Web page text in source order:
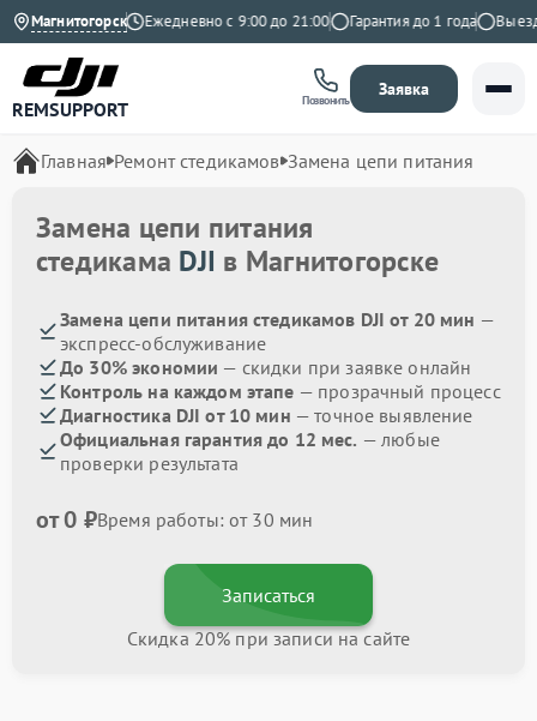
Магнитогорск
4.9 на Яндекс Ежедневно с 9:00 до 21:00 Гарантия до 1 года Выезд
REMSUPPORT Позвонить
Заявка
Главная Ремонт стедикамов Замена цепи питания
Замена цепи питания
стедикама DJI в Магнитогорске
Замена цепи питания стедикамов DJI от 20 мин —
экспресс-обслуживание
До 30% экономии — скидки при заявке онлайн
Контроль на каждом этапе — прозрачный процесс
Диагностика DJI от 10 мин — точное выявление
Официальная гарантия до 12 мес. — любые
проверки результата
от 0 ₽Время работы: от 30 мин
Записаться
Скидка 20% при записи на сайте